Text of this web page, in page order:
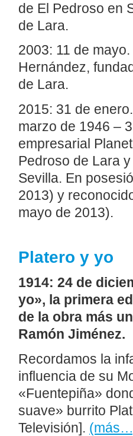
de El Pedroso en
de Lara.
2003: 11 de
Hernández,
de Lara.
2015: 31 de
marzo de 1946 –
empresarial
Pedroso de Lara
Sevilla. En
2013) y
mayo de 2013).
Platero y yo
1914: 24 de
yo», la primera
de la obra más
Ramón Jiménez.
Recordamos la
influencia de su
«Fuentepiña»
suave» burrito
Televisión].